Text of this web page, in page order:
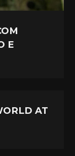
E
AT